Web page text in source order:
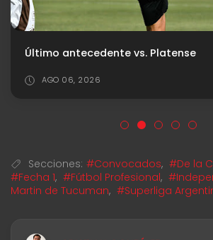
Último antecedente vs. Platense
AGO 06, 2026
Secciones: #Convocados, #De la
#Fecha 1, #Fútbol Profesional,
Martin de Tucuman, #Superliga